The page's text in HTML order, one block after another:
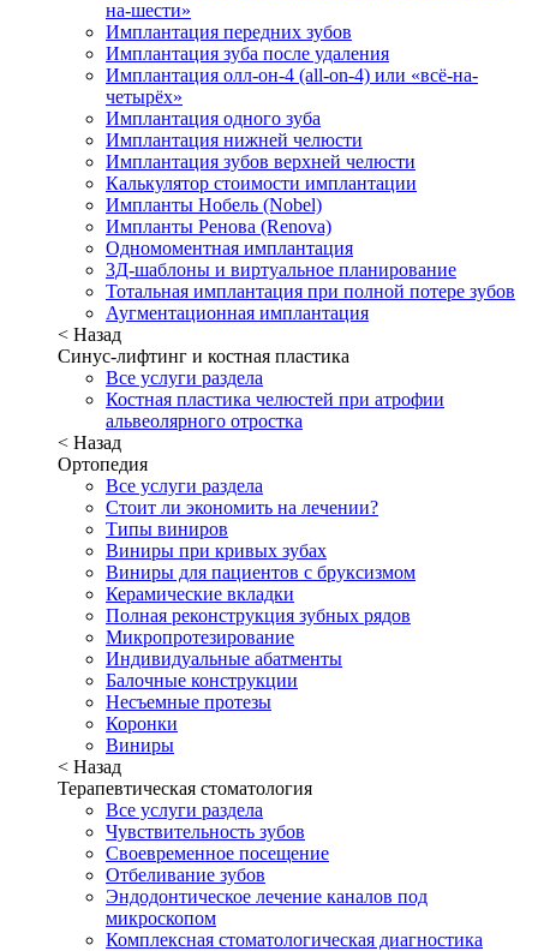
на-шести»
Имплантация передних зубов
Имплантация зуба после удаления
Имплантация олл-он-4 (all-on-4) или «всё-на-
четырёх»
Имплантация одного зуба
Имплантация нижней челюсти
Имплантация зубов верхней челюсти
Калькулятор стоимости имплантации
Импланты Нобель (Nobel)
Импланты Ренова (Renova)
Одномоментная имплантация
3Д-шаблоны и виртуальное планирование
Тотальная имплантация при полной потере зубов
Аугментационная имплантация
< Назад
Синус-лифтинг и костная пластика
Все услуги раздела
Костная пластика челюстей при атрофии
альвеолярного отростка
< Назад
Ортопедия
Все услуги раздела
Стоит ли экономить на лечении?
Типы виниров
Виниры при кривых зубах
Виниры для пациентов с бруксизмом
Керамические вкладки
Полная реконструкция зубных рядов
Микропротезирование
Индивидуальные абатменты
Балочные конструкции
Несъемные протезы
Коронки
Виниры
< Назад
Терапевтическая стоматология
Все услуги раздела
Чувствительность зубов
Своевременное посещение
Отбеливание зубов
Эндодонтическое лечение каналов под
микроскопом
Комплексная стоматологическая диагностика